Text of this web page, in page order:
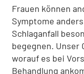
Frauen können
Symptome
Schlaganfall
begegnen. Unser
worauf es bei
Behandlung